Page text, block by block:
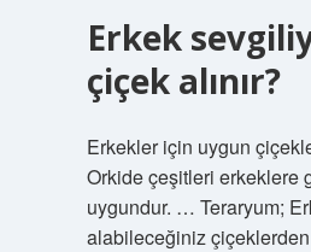
Erkek
çiçek alınır?
Erkekler için uygun
Orkide çeşitleri erkeklere
uygundur. … Teraryum;
alabileceğiniz